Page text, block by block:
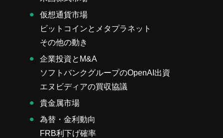
仮想通貨市場
ビットコインとメタプラネット
その他の動き
企業投資とM&A
ソフトバンクグループのOpenAI出資
エヌビディアの買収協議
貴金属市場
為替・金利動向
FRB利下げ確率